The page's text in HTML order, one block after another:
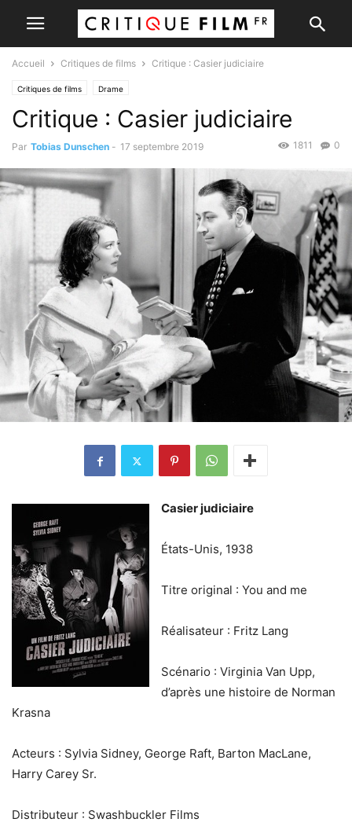
Accueil Critiques de films Critique : Casier judiciaire
Critiques de films Drame
Critique : Casier judiciaire
Par Tobias Dunschen - 17 septembre 2019 0
1811
Casier judiciaire
États-Unis, 1938
Titre original : You and me
Réalisateur : Fritz Lang
Scénario : Virginia Van Upp,
d’après une histoire de Norman
Krasna
Acteurs : Sylvia Sidney, George Raft, Barton MacLane,
Harry Carey Sr.
Distributeur : Swashbuckler Films